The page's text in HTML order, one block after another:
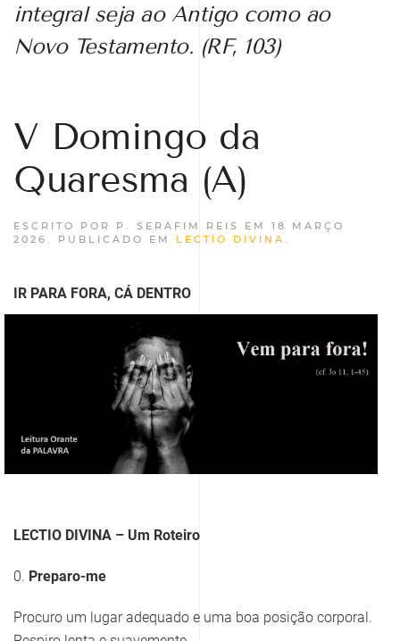
integral seja ao Antigo como ao
Novo Testamento. (RF, 103)
V Domingo da
Quaresma (A)
ESCRITO POR P. SERAFIM REIS EM 18 MARÇO
2026 . PUBLICADO EM LECTIO DIVINA .
IR PARA FORA, CÁ DENTRO
LECTIO DIVINA – Um Roteiro
0. Preparo-me
Procuro um lugar adequado e uma boa posição corporal.